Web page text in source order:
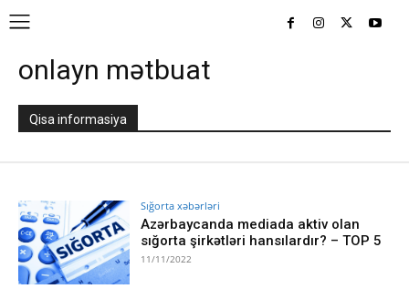
onlayn mətbuat
Qisa informasiya
Sığorta xəbərləri
Azərbaycanda mediada aktiv olan
sığorta şirkətləri hansılardır? – TOP 5
11/11/2022